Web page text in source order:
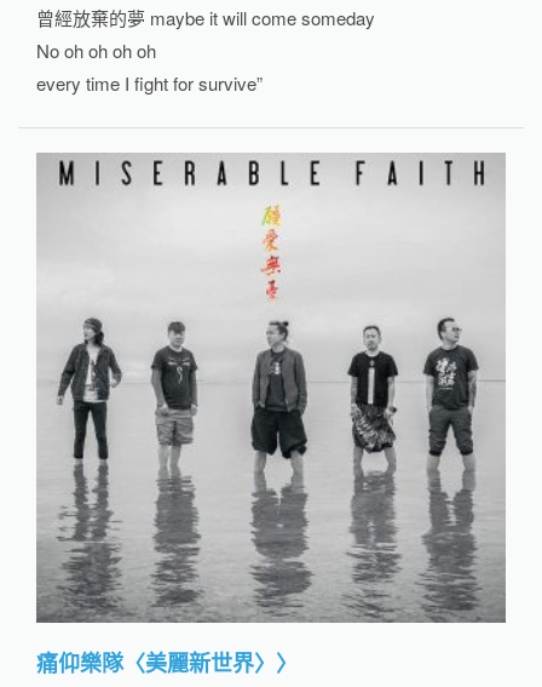
曾經放棄的夢 maybe it will come someday
No oh oh oh oh
every time I fight for survive”
痛仰樂隊〈美麗新世界〉〉